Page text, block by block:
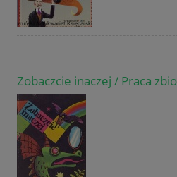
Zobaczcie inaczej / Praca